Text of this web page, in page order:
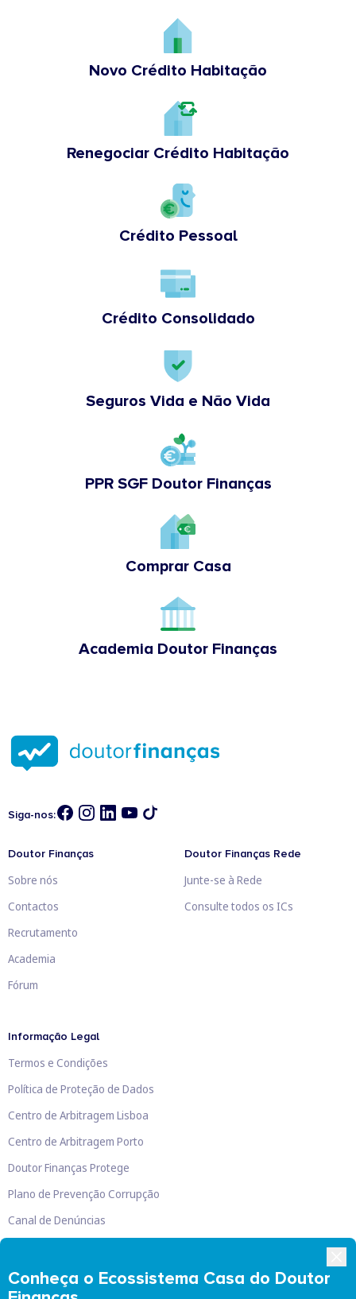
Novo Crédito Habitação
Renegociar Crédito Habitação
Crédito Pessoal
Crédito Consolidado
Seguros Vida e Não Vida
PPR SGF Doutor Finanças
Comprar Casa
Academia Doutor Finanças
Conheça o Ecossistema Casa do Doutor
Siga-nos:
Doutor Finanças
Sobre nós
Contactos
Recrutamento
Academia
Fórum
Doutor Finanças Rede
Junte-se à Rede
Consulte todos os ICs
Informação Legal
Termos e Condições
Política de Proteção de Dados
Centro de Arbitragem Lisboa
Centro de Arbitragem Porto
Doutor Finanças Protege
Plano de Prevenção Corrupção
Canal de Denúncias